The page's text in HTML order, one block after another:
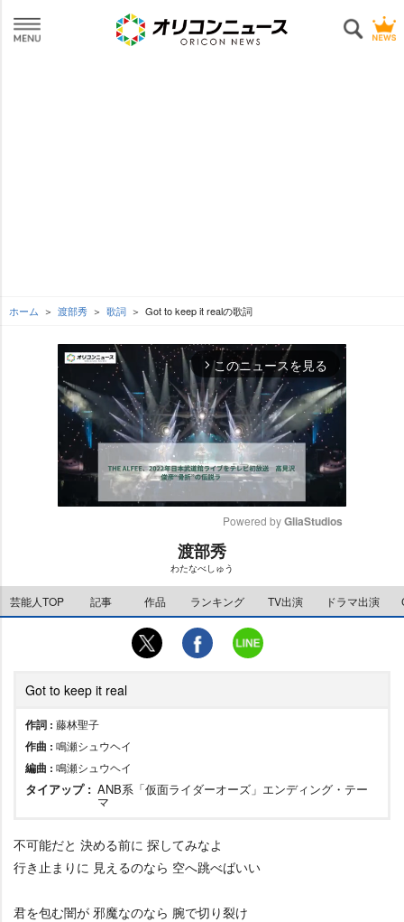
ホーム 渡部秀 歌詞 Got to keep it realの歌詞
arrow_forward_ios このニュースを見る
e
Powered by GliaStudios
渡部秀
わたなべしゅう
芸能人TOP 記事 作品 ランキング TV出演 ドラマ出演
Got to keep it real
作詞 : 藤林聖子
作曲 : 鳴瀬シュウヘイ
編曲 : 鳴瀬シュウヘイ
タイアップ : ANB系「仮面ライダーオーズ」エンディング・テー
マ
不可能だと 決める前に 探してみなよ
行き止まりに 見えるのなら 空へ跳べばいい
君を包む闇が 邪魔なのなら 腕で切り裂け